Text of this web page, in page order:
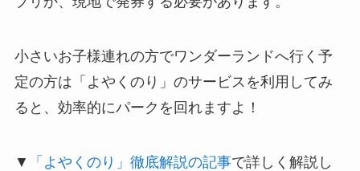
小さいお子様連れの方でワンダーランドへ行く予
定の方は「よやくのり」のサービスを利用してみ
ると、効率的にパークを回れますよ！
▼ 「よやくのり」徹底解説の記事で詳しく解説し